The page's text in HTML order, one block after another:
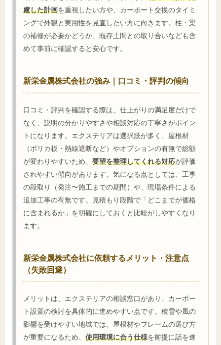
慮した計画を重視したい方や、カーポート交換のタイミ
ングで外観と実用性を見直したい方に向きます。柱・梁
の補修が必要かどうか、既存土間との取り合いなども含
めて事前に確認すると安心です。
新栄金属株式会社の強み｜口コミ・評判の傾向
口コミ・評判を確認する際は、仕上がりの満足度だけで
なく、説明の分かりやすさや相談対応の丁寧さがポイン
トになります。エクステリアは選択肢が多く、屋根材
（ポリカ板・熱線遮断など）やオプションの有無で総額
が変わりやすいため、 要望を整理してくれる対応が評価
されやすい傾向があります。気になる点としては、工事
の段取り（発注〜施工までの期間）や、現場条件による
追加工事の有無です。見積もり段階で「どこまでが価格
に含まれるか」を明確にしておくと比較がしやすくなり
ます。
新栄金属株式会社に依頼するメリット・注意点
（失敗回避）
メリットは、エクステリアの相談窓口があり、カーポー
ト設置の検討を具体的に進めやすい点です。積雪や風の
影響を受けやすい地域では、屋根材やフレームの選び方
が重要になるため、 使用環境に合う仕様を前提に話を進